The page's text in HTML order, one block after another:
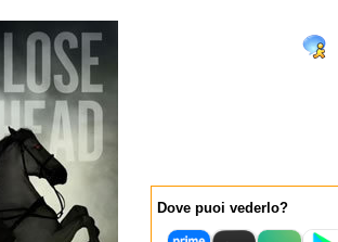
Dove puoi vederlo?